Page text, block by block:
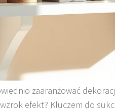
zaaranżować
efekt? Kluczem do